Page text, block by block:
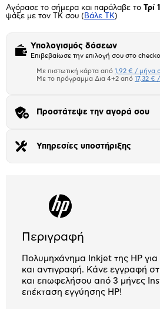
Αγόρασε το σήμερα και παράλαβε το Τρί
ψάξε με τον ΤΚ σου ( Βάλε ΤΚ)
Υπολογισμός δόσεων
Επιβεβαίωσε την επιλογή σου στο
Πιστωτική κάρτα
Με πιστωτική κάρτα από 1,92 € / μήνα
Με το πρόγραμμα Δια 4+2 από 17,32 €
Προστάτεψε την αγορά σου
Υπηρεσίες υποστήριξης
Περιγραφή
Πολυμηχάνημα Inkjet της HP
και αντιγραφή. Κάνε εγγραφή
και επωφελήσου από 3 μήνες
επέκταση εγγύησης HP!